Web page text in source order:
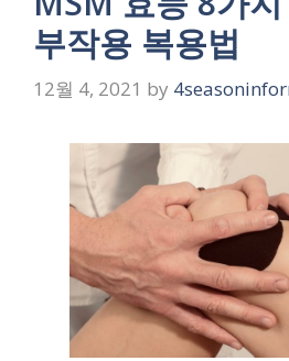
부작용 복용법
12월 4, 2021 by